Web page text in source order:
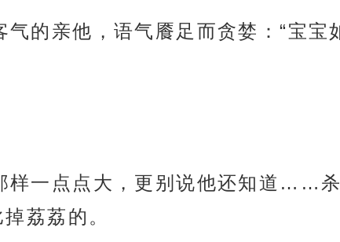
的亲他，语气餍足而贪婪：“宝宝
样一点点大，更别说他还知道……
荔荔的。